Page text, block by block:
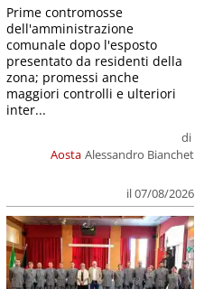
Aosta
di
Alessandro Bianchet
il 07/08/2026
Prime contromosse
dell'amministrazione
comunale dopo l'esposto
presentato da residenti della
zona; promessi anche
maggiori controlli e ulteriori
inter...